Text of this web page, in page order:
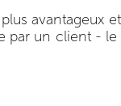
par un client -